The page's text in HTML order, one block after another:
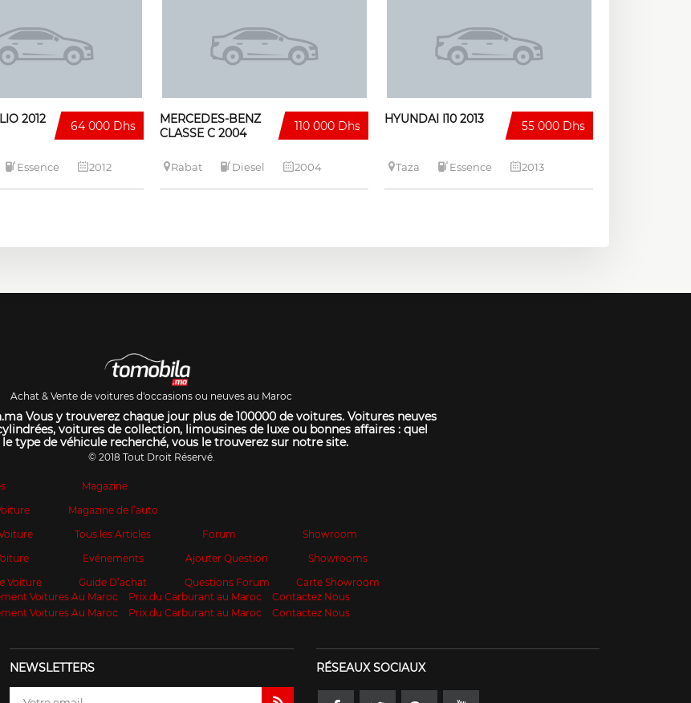
64 000 Dhs
2012
Essence 2012
110 000 Dhs
MERCEDES-BENZ
CLASSE C 2004
Rabat Diesel 2004
55 000 Dhs
HYUNDAI I10 2013
Taza Essence 2013
Achat & Vente de voitures d'occasions ou neuves au Maroc
Vous y trouverez chaque jour plus de 100000 de voitures. Voitures neuves
voitures de collection, limousines de luxe ou bonnes affaires : quel
type de véhicule recherché, vous le trouverez sur notre site.
© 2018 Tout Droit Réservé.
Voiture
Magazine
Magazine de l’auto
Tous les Articles
Evénements
Guide D’achat
Forum
Ajouter Question
Questions Forum
Showroom
Showrooms
Carte Showroom
Voitures Au Maroc
Prix du Carburant au Maroc
Contactez Nous
Voitures Au Maroc
Prix du Carburant au Maroc Contactez Nous
NEWSLETTERS RÉSEAUX SOCIAUX